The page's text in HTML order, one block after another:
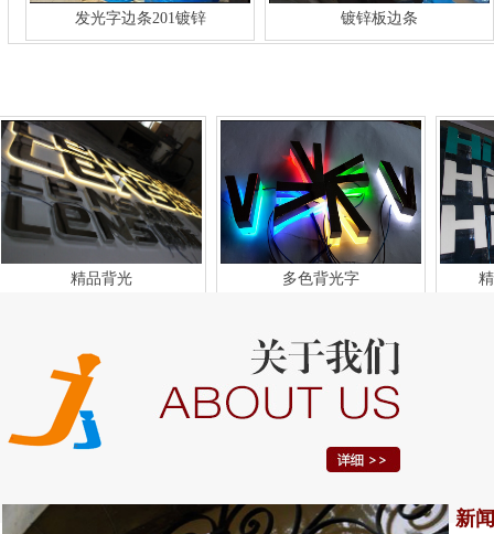
精品背光 多色背光字
新
发光字边条201镀锌 镀锌板边条
201拉丝不锈钢边条